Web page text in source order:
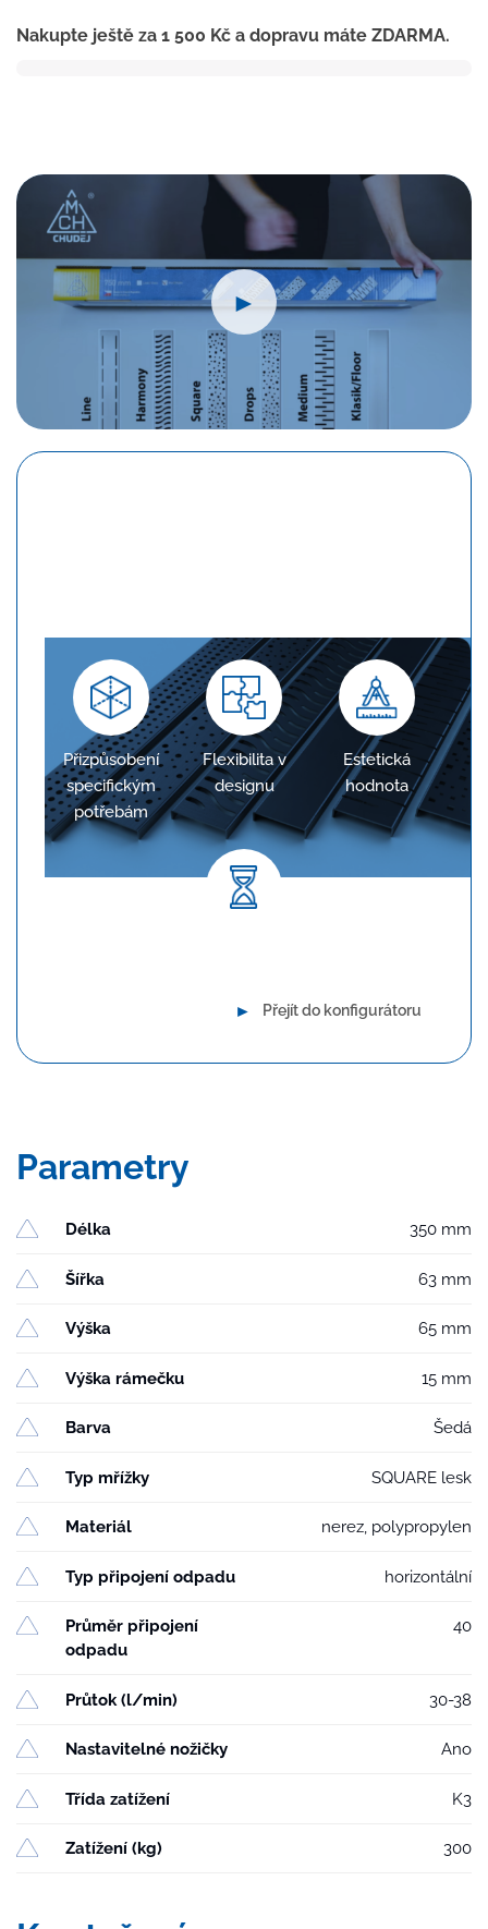
ke
lesk
množství
Nakupte ještě za 1 500 Kč a dopravu máte ZDARMA.
►
Přizpůsobení
specifickým
potřebám
Flexibilita v
designu
Estetická
hodnota
► Přejít do konfigurátoru
Parametry
Délka 350 mm
Šířka 63 mm
Výška 65 mm
Výška rámečku 15 mm
Barva Šedá
Typ mřížky SQUARE lesk
Materiál nerez, polypropylen
Typ připojení odpadu horizontální
Průměr připojení
odpadu
40
Průtok (l/min) 30-38
Nastavitelné nožičky Ano
Třída zatížení K3
Zatížení (kg) 300